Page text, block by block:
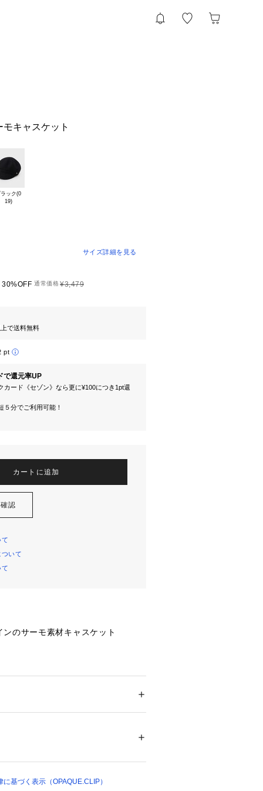
キャスケット
ック(0
19)
サイズ詳細を見る
30%OFF 通常価格¥3,479
で送料無料
pt
で還元率UP
カード《セゾン》なら更に¥100につき1pt還
５分でご利用可能！
カートに追加
認
いて
ンのサーモ素材キャスケット
ょっとしたおしゃれにぴったりの
14％
）
基づく表示（OPAQUE.CLIP）